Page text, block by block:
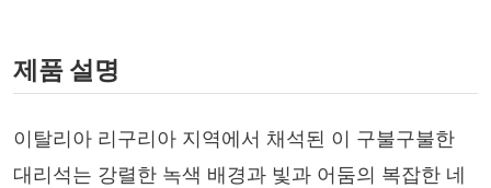
제품 설명
이탈리아 리구리아 지역에서 채석된 이 구불구불한
대리석는 강렬한 녹색 배경과 빛과 어둠의 복잡한 네